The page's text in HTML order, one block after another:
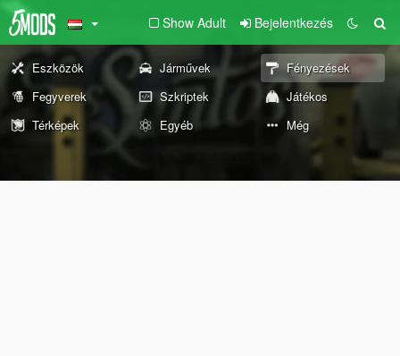
Show Adult Bejelentkezés
Eszközök Járművek
Fényezések
Fegyverek
Szkriptek
Játékos
Térképek
Egyéb Még